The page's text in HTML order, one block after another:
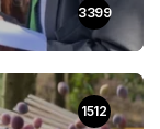
3399
1512